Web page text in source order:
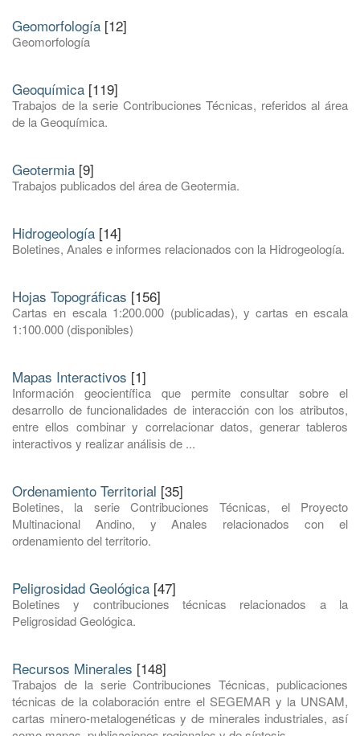
Geomorfología [12]
Geomorfología
Geoquímica [119]
Trabajos de la serie Contribuciones Técnicas, referidos al área
de la Geoquímica.
Geotermia [9]
Trabajos publicados del área de Geotermia.
Hidrogeología [14]
Boletines, Anales e informes relacionados con la Hidrogeología.
Hojas Topográficas [156]
Cartas en escala 1:200.000 (publicadas), y cartas en escala
1:100.000 (disponibles)
Mapas Interactivos [1]
Información geocientífica que permite consultar sobre el
desarrollo de funcionalidades de interacción con los atributos,
entre ellos combinar y correlacionar datos, generar tableros
interactivos y realizar análisis de ...
Ordenamiento Territorial [35]
Boletines, la serie Contribuciones Técnicas, el Proyecto
Multinacional Andino, y Anales relacionados con el
ordenamiento del territorio.
Peligrosidad Geológica [47]
Boletines y contribuciones técnicas relacionados a la
Peligrosidad Geológica.
Recursos Minerales [148]
Trabajos de la serie Contribuciones Técnicas, publicaciones
técnicas de la colaboración entre el SEGEMAR y la UNSAM,
cartas minero-metalogenéticas y de minerales industriales, así